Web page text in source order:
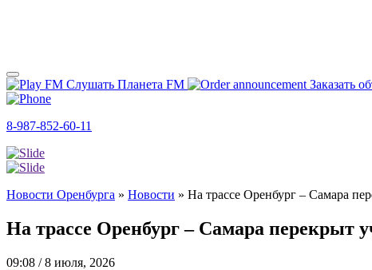
Слушать Планета FM Заказать
8-987-852-60-11
Новости Оренбурга » Новости » На трассе Оренбург – Самара
На трассе Оренбург – Самара перекрыт
09:08 / 8 июля, 2026